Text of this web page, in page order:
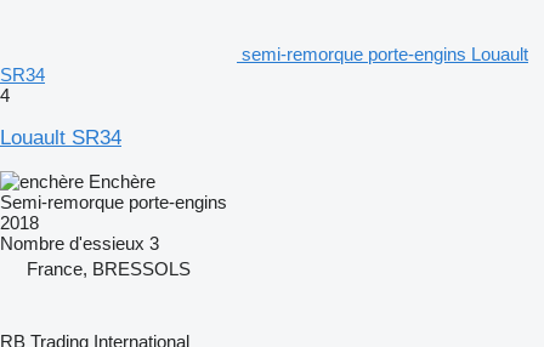
semi-remorque porte-engins Louault
SR34
4
Louault SR34
Enchère
Semi-remorque porte-engins
2018
Nombre d'essieux 3
France, BRESSOLS
RB Trading International